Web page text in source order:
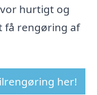
hurtigt og
få rengøring af
her!